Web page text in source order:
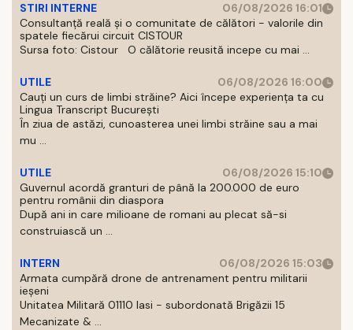
STIRI INTERNE
06/08/2026 16:01
Consultanță reală și o comunitate de călători - valorile din
spatele fiecărui circuit CISTOUR
Sursa foto: Cistour O călătorie reusită incepe cu mai ...
UTILE
06/08/2026 16:00
Cauți un curs de limbi străine? Aici începe experiența ta cu
Lingua Transcript București
În ziua de astăzi, cunoasterea unei limbi străine sau a mai
mu ...
UTILE
06/08/2026 15:10
Guvernul acordă granturi de până la 200.000 de euro
pentru românii din diaspora
După ani in care milioane de romani au plecat să-si
construiască un ...
INTERN
06/08/2026 15:03
Armata cumpără drone de antrenament pentru militarii
ieșeni
Unitatea Militară 01110 Iasi - subordonată Brigăzii 15
Mecanizate & ...